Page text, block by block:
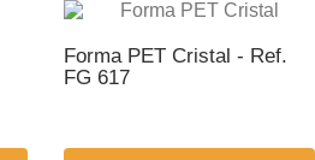
Forma PET Cristal - Ref.
FG 617